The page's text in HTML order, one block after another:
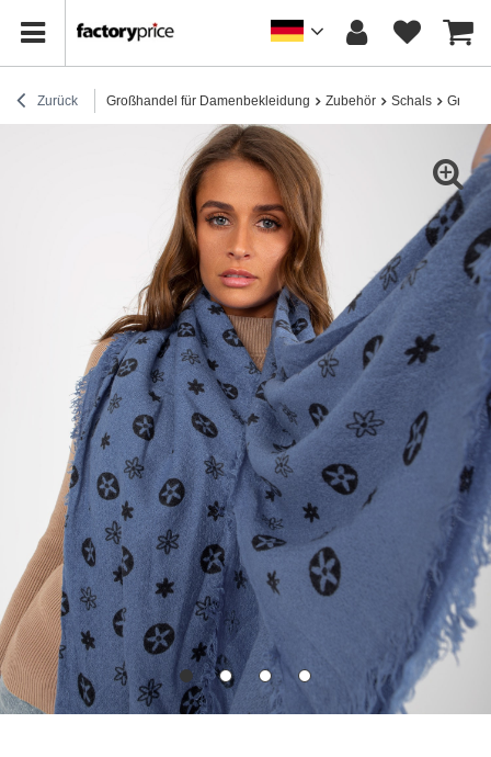
Zurück Großhandel für Damenbekleidung Zubehör Schals